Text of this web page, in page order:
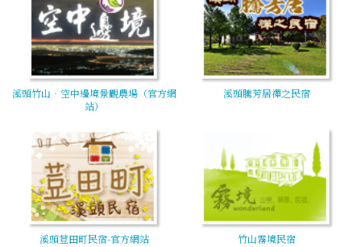
溪頭竹山‧空中邊境景觀農場（官方網
站）
溪頭騰芳居禪之民宿
溪頭荳田町民宿-官方網站 竹山霧境民宿